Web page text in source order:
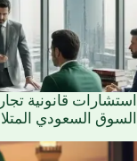
استشارات قانونية
السوق السعودي